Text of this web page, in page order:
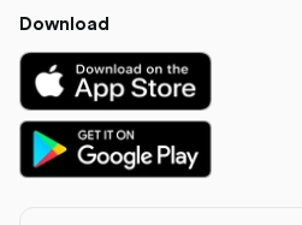
Download